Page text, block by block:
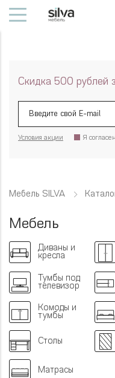
Скидка 500 рублей
Я
Условия акции
Мебель SILVA
Мебель
Диваны и
кресла
Тумбы под
телевизор
Комоды и
тумбы
Столы
Матрасы